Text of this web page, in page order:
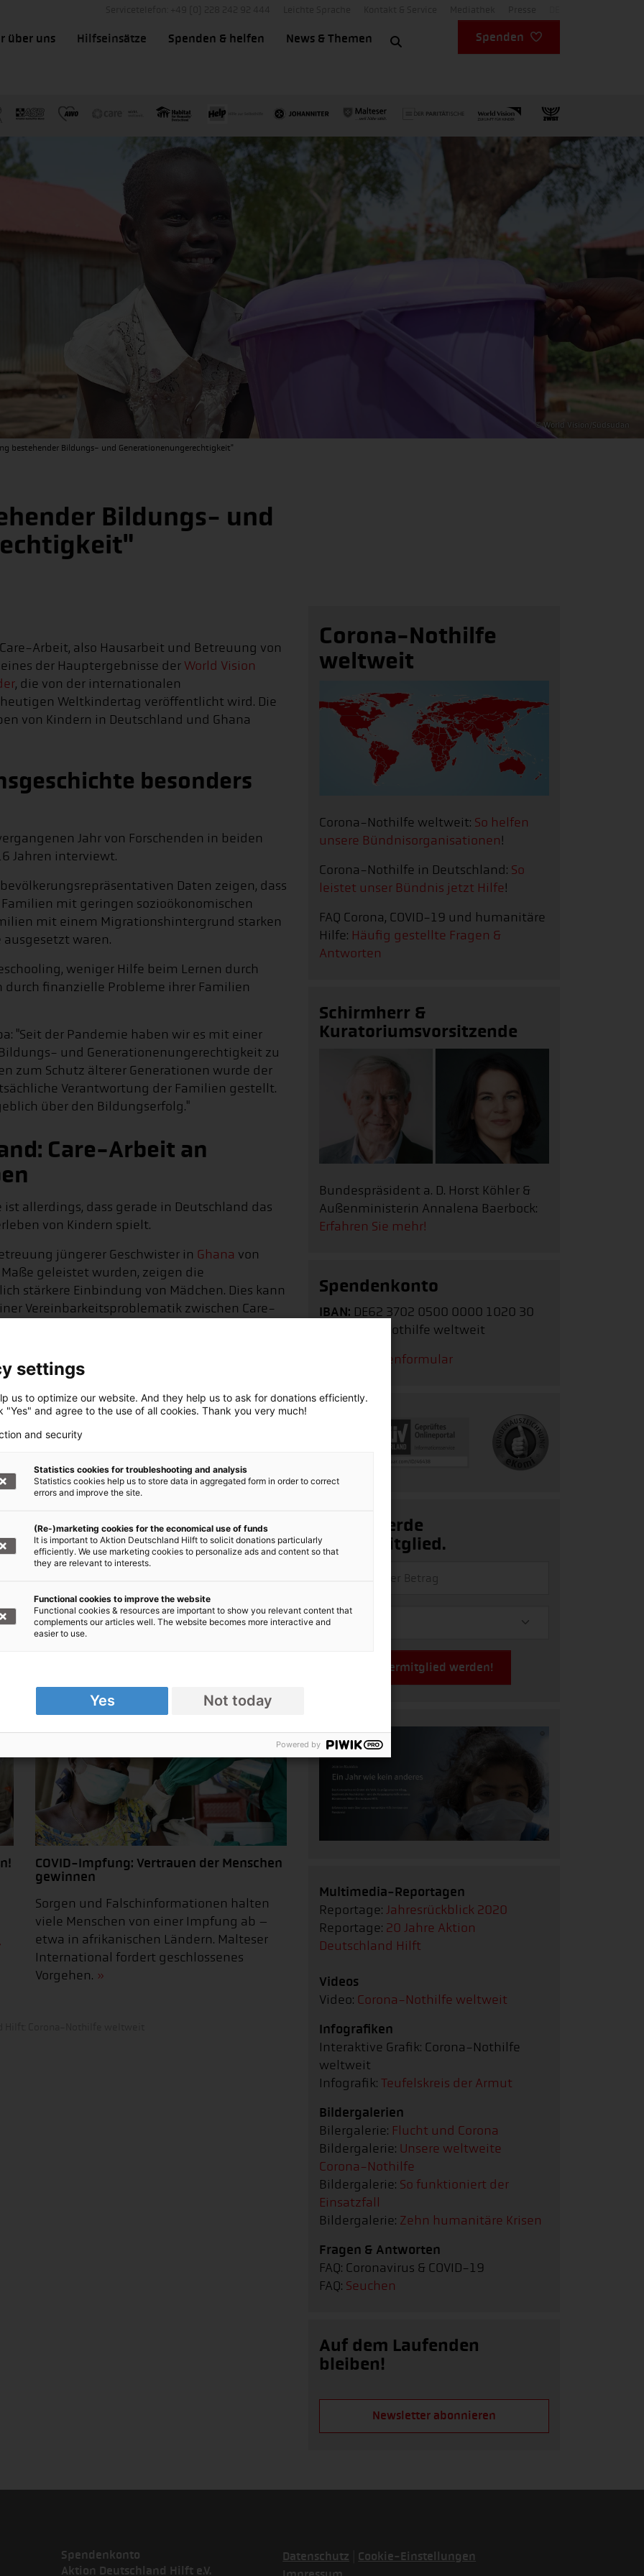
über uns Hilfseinsätze Spenden & helfen News & Themen Spenden
© World Vision/Südsudan
bestehender Bildungs- und Generationenungerechtigkeit"
Bildungs- und
Arbeit, also Hausarbeit und Betreuung von
der Hauptergebnisse der World Vision
, die von der internationalen
Weltkindertag veröffentlicht wird. Die
von Kindern in Deutschland und Ghana
besonders
Jahr von Forschenden in beiden
Jahren interviewt.
Daten zeigen, dass
mit geringen sozioökonomischen
mit einem Migrationshintergrund starken
waren.
weniger Hilfe beim Lernen durch
finanzielle Probleme ihrer Familien
"Seit der Pandemie haben wir es mit einer
und Generationenungerechtigkeit zu
zum Schutz älterer Generationen wurde der
Verantwortung der Familien gestellt.
über den Bildungserfolg."
Care-Arbeit an
allerdings, dass gerade in Deutschland das
von Kindern spielt.
jüngerer Geschwister in Ghana von
geleistet wurden, zeigen die
stärkere Einbindung von Mädchen. Dies kann
Vereinbarkeitsproblematik zwischen Care-
die Pandemie als Krise für Frauen und
völlig vernachlässigt, dass offensichtlich
wurde. Dass dies in Deutschland vor allem
wie geschlechtergerecht die Sozialisation
geben."
helfen +++
Bündnis von über 20 Hilfsorganisationen.
Spende helfen Sie Tag für Tag
wo die Not am größten ist.
COVID-Impfung: Vertrauen der Menschen
gewinnen
Sorgen und Falschinformationen halten
viele Menschen von einer Impfung ab –
etwa in afrikanischen Ländern. Malteser
International fordert geschlossenes
Vorgehen.
Corona-Nothilfe
weltweit
Corona-Nothilfe weltweit: So helfen
unsere Bündnisorganisationen!
Corona-Nothilfe in Deutschland: So
leistet unser Bündnis jetzt Hilfe!
FAQ Corona, COVID-19 und humanitäre
Hilfe: Häufig gestellte Fragen &
Antworten
Schirmherr &
Kuratoriumsvorsitzende
Bundespräsident a. D. Horst Köhler &
Außenministerin Annalena Baerbock:
Erfahren Sie mehr!
Spendenkonto
IBAN: DE62 3702 0500 0000 1020 30
Nothilfe weltweit
Zum Spendenformular
Ja, ich werde
Fördermitglied.
Jetzt Fördermitglied werden!
Multimedia-Reportagen
Reportage: Jahresrückblick 2020
Reportage: 20 Jahre Aktion
Deutschland Hilft
Videos
Video: Corona-Nothilfe weltweit
Infografiken
Interaktive Grafik: Corona-Nothilfe
weltweit
Infografik: Teufelskreis der Armut
Bildergalerien
Bilergalerie: Flucht und Corona
Bildergalerie: Unsere weltweite
Corona-Nothilfe
Bildergalerie: So funktioniert der
Einsatzfall
Bildergalerie: Zehn humanitäre Krisen
Fragen & Antworten
FAQ: Coronavirus & COVID-19
FAQ: Seuchen
Auf dem Laufenden
bleiben!
Newsletter abonnieren
Spendenkonto
Aktion Deutschland Hilft e.V.
Datenschutz
Cookie-Einstellungen
settings
us to optimize our website. And they help us to ask for donations efficiently.
"Yes" and agree to the use of all cookies. Thank you very much!
and security
Statistics cookies for troubleshooting and analysis
Statistics cookies help us to store data in aggregated form in order to correct
errors and improve the site.
(Re-)marketing cookies for the economical use of funds
It is important to Aktion Deutschland Hilft to solicit donations particularly
efficiently. We use marketing cookies to personalize ads and content so that
they are relevant to interests.
Functional cookies to improve the website
Functional cookies & resources are important to show you relevant content that
complements our articles well. The website becomes more interactive and
easier to use.
Yes Not today
Powered by